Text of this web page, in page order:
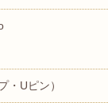
・Uピン）